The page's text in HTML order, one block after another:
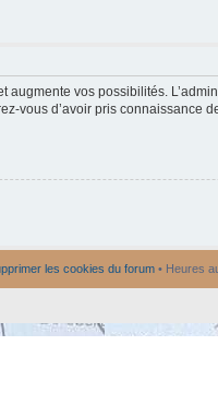
vos possibilités.
vous d’avoir pris connaissance
les cookies du forum • Heures